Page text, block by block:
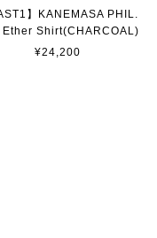
】KANEMASA PHIL.
Ether Shirt(CHARCOAL)
¥24,200